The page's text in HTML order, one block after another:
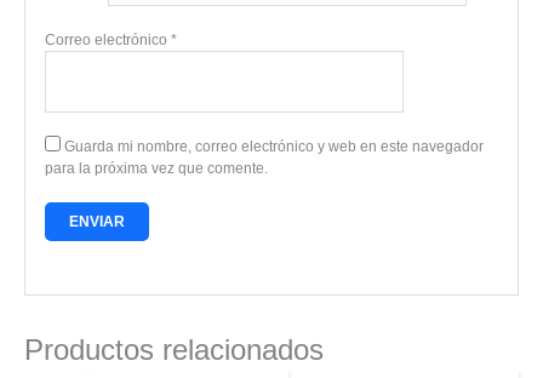
Correo electrónico *
Guarda mi nombre, correo electrónico y web en este navegador
para la próxima vez que comente.
Productos relacionados